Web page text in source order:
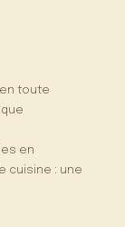
toute
en
cuisine : une